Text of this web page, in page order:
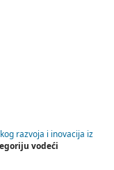
razvoja i inovacija iz
vodeći